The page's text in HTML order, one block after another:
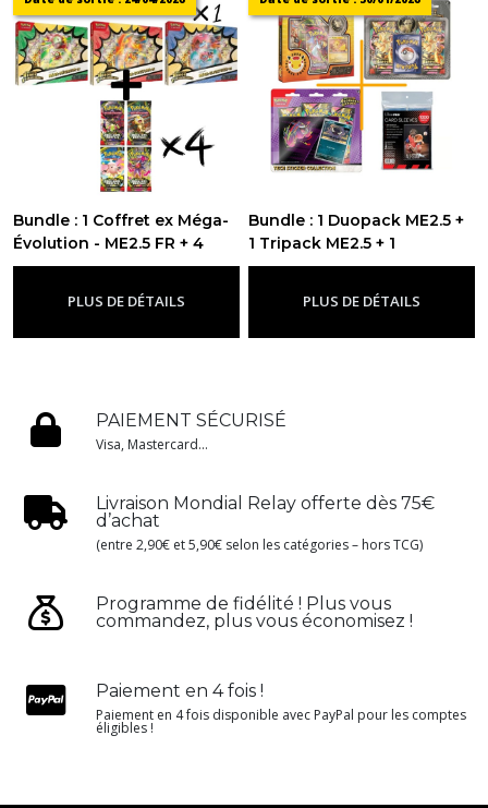
Bundle : 1 Coffret ex Méga-
Évolution - ME2.5 FR + 4
Boosters en loose ME3 FR
PLUS DE DÉTAILS
Bundle : 1 Duopack ME2.5 +
1 Tripack ME2.5 + 1
Collection journée
PLUS DE DÉTAILS
PAIEMENT SÉCURISÉ
Visa, Mastercard...
Livraison Mondial Relay offerte dès 75€
d’achat
(entre 2,90€ et 5,90€ selon les catégories – hors TCG)
Programme de fidélité ! Plus vous
commandez, plus vous économisez !
Paiement en 4 fois !
Paiement en 4 fois disponible avec PayPal pour les comptes
éligibles !